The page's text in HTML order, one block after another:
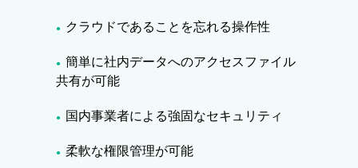
● クラウドであることを忘れる操作性
● 簡単に社内データへのアクセスファイル
共有が可能
● 国内事業者による強固なセキュリティ
● 柔軟な権限管理が可能